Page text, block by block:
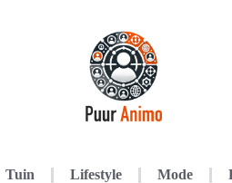
Tuin Lifestyle Mode